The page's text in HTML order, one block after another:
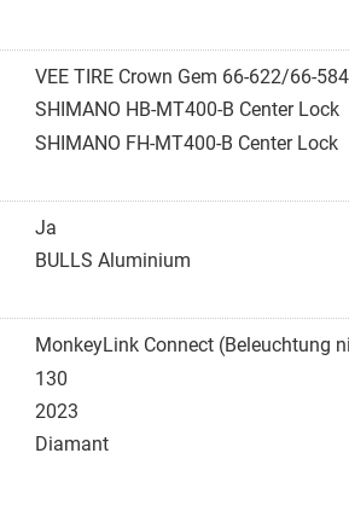
VEE TIRE Crown Gem 66-622/66-584
SHIMANO HB-MT400-B Center Lock
SHIMANO FH-MT400-B Center Lock
Ja
BULLS Aluminium
MonkeyLink Connect (Beleuchtung
130
2023
Diamant